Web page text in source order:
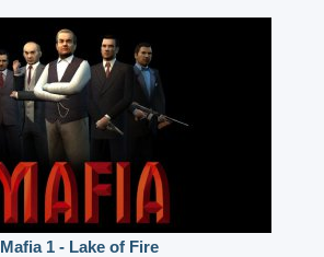
Mafia 1 - Lake of Fire